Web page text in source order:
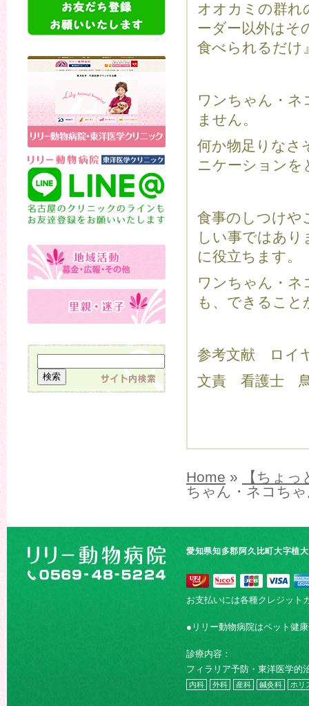
オオカミの群れ
ーダー以外はそ
食べられるだけ
ワンちゃん・ネ
ません。
何か物足りなさ
ニケーションを
食事のしつけや
しい事ではあり
に役立ちます。
ワンちゃん・ネ
も、できるこ
参考文献 ロイ
文責 看護士
Home »
【ちょ
ちゃん・ネコち
愛知県知多郡阿久比町大字植
お支払いには各種クレジット
●リリー動物病院はペット健
診療内容：
フィラリア予防・東洋医学的
内科 外科 産科 鍼灸科 ホリ